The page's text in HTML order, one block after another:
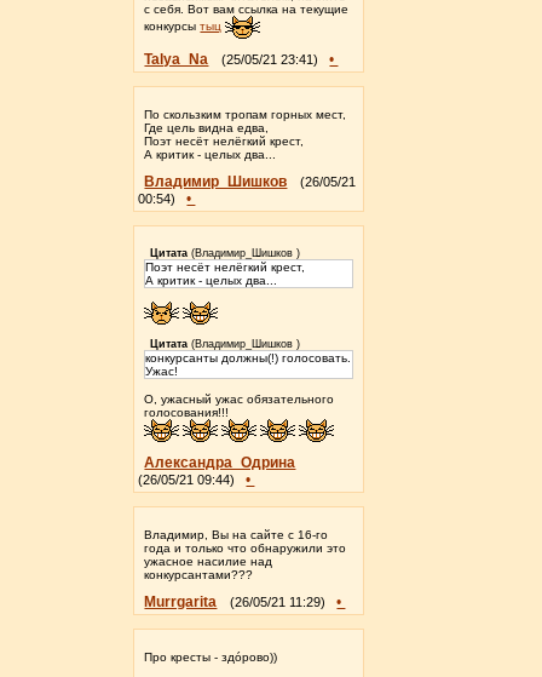
с себя. Вот вам ссылка на текущие
конкурсытыц
Talya_Na (25/05/21 23:41) •
По скользким тропам горных мест,
Где цель видна едва,
Поэт несёт нелёгкий крест,
А критик - целых два...
Владимир_Шишков
(26/05/21
00:54)
•
Цитата (Владимир_Шишков)
Поэт несёт нелёгкий крест,
А критик - целых два...
Цитата (Владимир_Шишков)
конкурсанты должны(!) голосовать.
Ужас!
О, ужасный ужас обязательного
голосования!!!
Александра_Одрина
(26/05/21 09:44) •
Владимир, Вы на сайте с 16-го
года и только что обнаружили это
ужасное насилие над
конкурсантами???
Murrgarita (26/05/21 11:29) •
Про кресты - здóрово))